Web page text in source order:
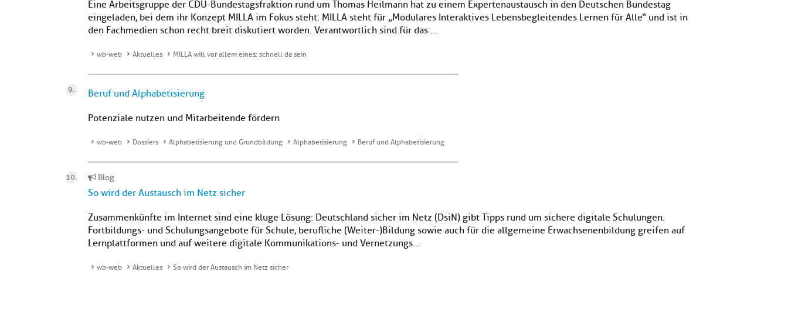
Eine Arbeitsgruppe der CDU-Bundestagsfraktion rund um Thomas Heilmann hat zu einem Expertenaustausch in den Deutschen Bundestag
eingeladen, bei dem ihr Konzept MILLA im Fokus steht. MILLA steht für „Modulares Interaktives Lebensbegleitendes Lernen für Alle“ und ist in
den Fachmedien schon recht breit diskutiert worden. Verantwortlich sind für das ...
wb-web Aktuelles MILLA will vor allem eines: schnell da sein
Beruf und Alphabetisierung
Potenziale nutzen und Mitarbeitende fördern
wb-web Dossiers Alphabetisierung und Grundbildung Alphabetisierung Beruf und Alphabetisierung
Blog
So wird der Austausch im Netz sicher
Zusammenkünfte im Internet sind eine kluge Lösung: Deutschland sicher im Netz (DsiN) gibt Tipps rund um sichere digitale Schulungen.
Fortbildungs- und Schulungsangebote für Schule, berufliche (Weiter-)Bildung sowie auch für die allgemeine Erwachsenenbildung greifen auf
Lernplattformen und auf weitere digitale Kommunikations- und Vernetzungs...
wb-web Aktuelles So wird der Austausch im Netz sicher